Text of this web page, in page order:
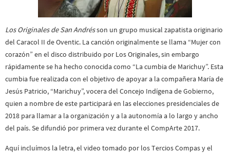
Los Originales de San Andrésson un grupo musical zapatista originario
del Caracol II de Oventic. La canción originalmente se llama “Mujer con
corazón” en el disco distribuido por Los Originales, sin embargo
rápidamente se ha hecho conocida como “La cumbia de Marichuy”. Esta
cumbia fue realizada con el objetivo de apoyar a la compañera María de
Jesús Patricio, “Marichuy”, vocera del Concejo Indígena de Gobierno,
quien a nombre de este participará en las elecciones presidenciales de
2018 para llamar a la organización y a la autonomía a lo largo y ancho
del país. Se difundió por primera vez durante el CompArte 2017.
Aquí incluímos la letra, el video tomado por los Tercios Compas y el